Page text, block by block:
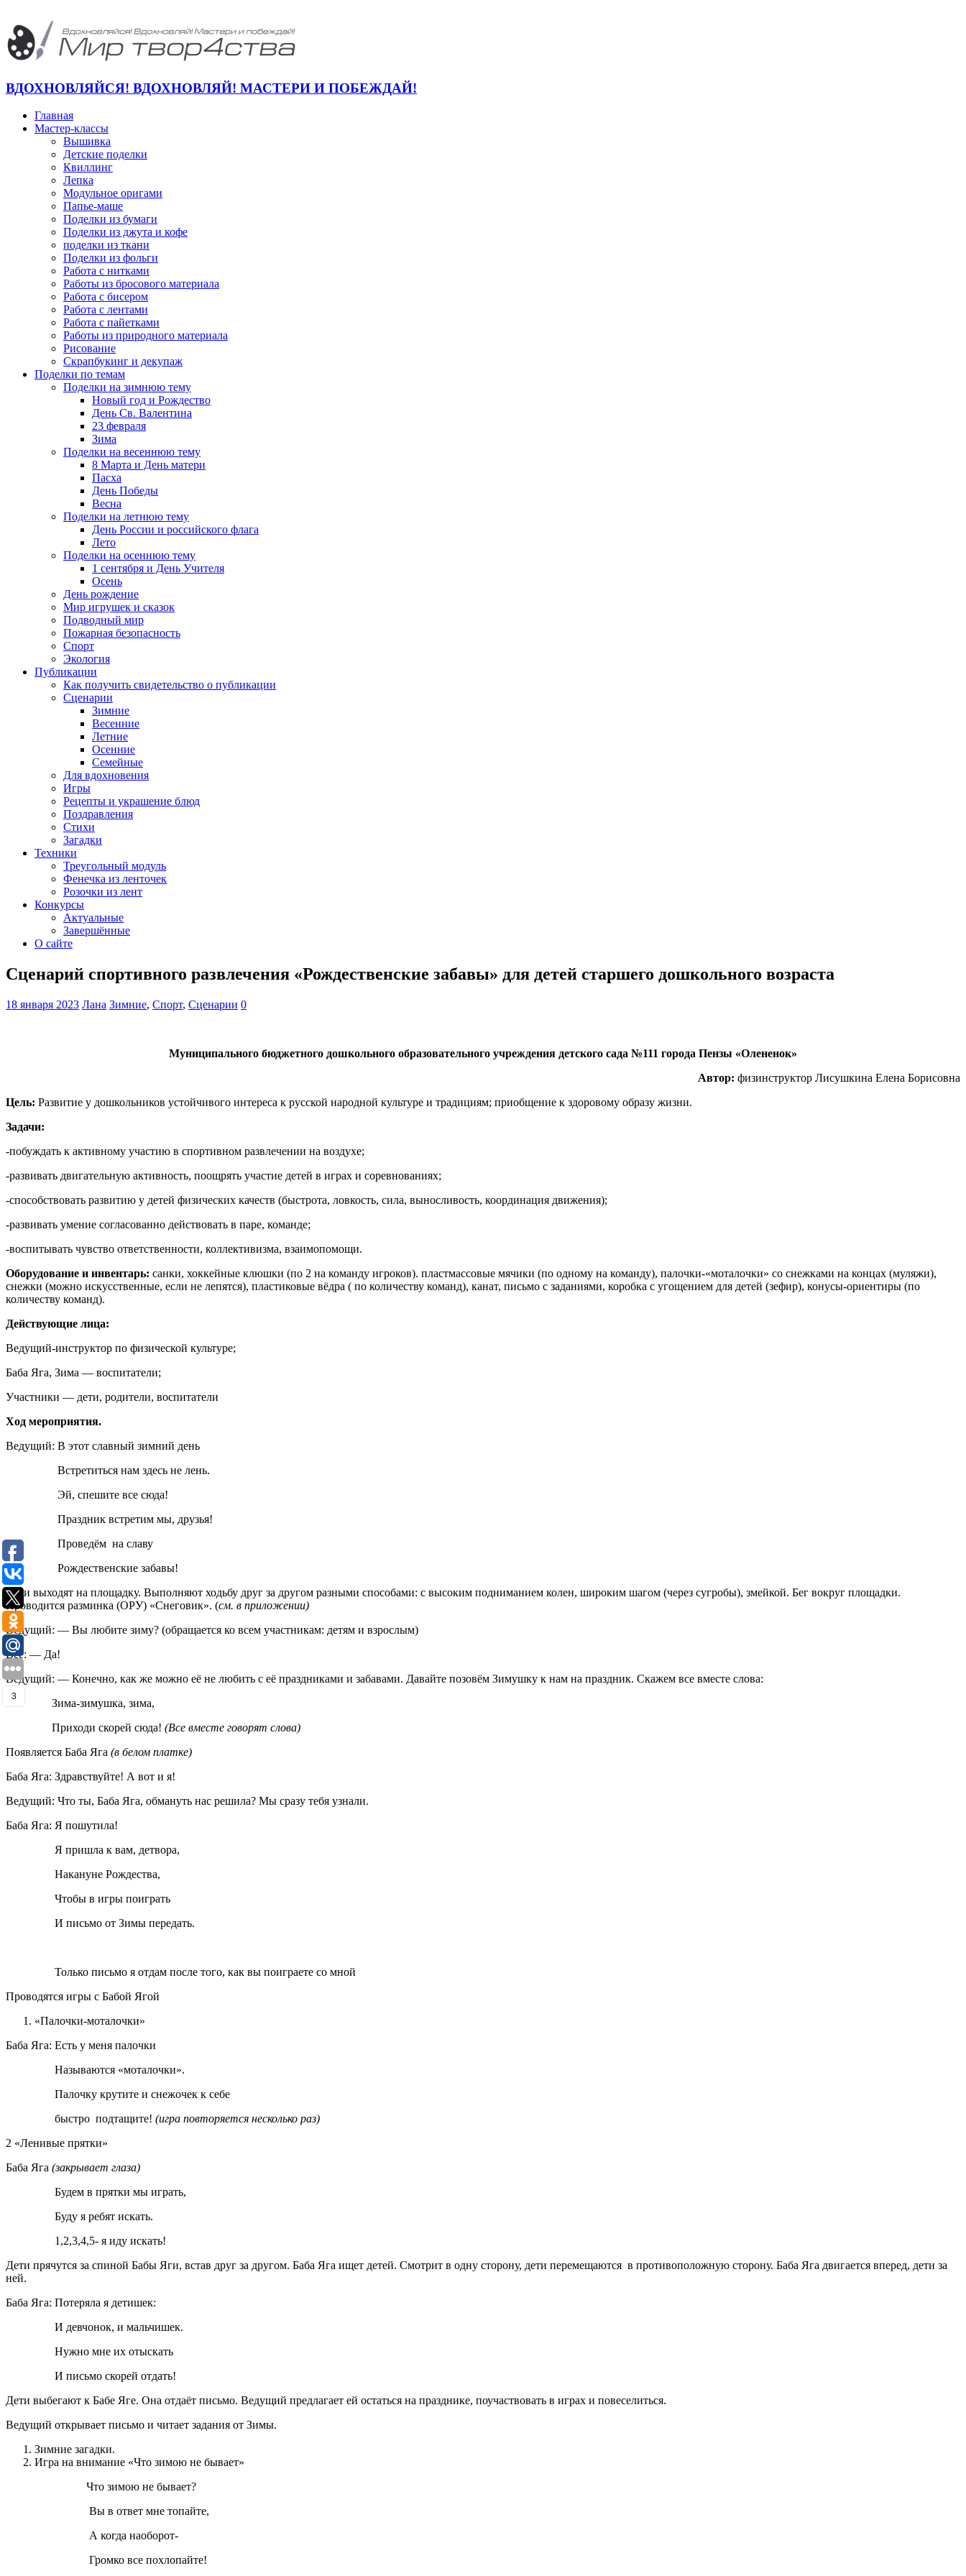
ВДОХНОВЛЯЙСЯ! ВДОХНОВЛЯЙ! МАСТЕРИ И ПОБЕЖДАЙ!
Главная
Мастер-классы
Вышивка
Детские поделки
Квиллинг
Лепка
Модульное оригами
Папье-маше
Поделки из бумаги
Поделки из джута и кофе
поделки из ткани
Поделки из фольги
Работа с нитками
Работы из бросового материала
Работа с бисером
Работа с лентами
Работа с пайетками
Работы из природного материала
Рисование
Скрапбукинг и декупаж
Поделки по темам
Поделки на зимнюю тему
Новый год и Рождество
День Св. Валентина
23 февраля
Зима
Поделки на весеннюю тему
8 Марта и День матери
Пасха
День Победы
Весна
Поделки на летнюю тему
День России и российского флага
Лето
Поделки на осеннюю тему
1 сентября и День Учителя
Осень
День рождение
Мир игрушек и сказок
Подводный мир
Пожарная безопасность
Спорт
Экология
Публикации
Как получить свидетельство о публикации
Сценарии
Зимние
Весенние
Летние
Осенние
Семейные
Для вдохновения
Игры
Рецепты и украшение блюд
Поздравления
Стихи
Загадки
Техники
Треугольный модуль
Фенечка из ленточек
Розочки из лент
Конкурсы
Актуальные
Завершённые
О сайте
Сценарий спортивного развлечения «Рождественские забавы» для детей старшего дошкольного возраста
18 января 2023 Лана Зимние, Спорт, Сценарии 0
Муниципального бюджетного дошкольного образовательного учреждения детского сада №111 города Пензы «Олененок»
Автор: физинструктор Лисушкина Елена Борисовна
Цель: Развитие у дошкольников устойчивого интереса к русской народной культуре и традициям; приобщение к здоровому образу жизни.
Задачи:
-побуждать к активному участию в спортивном развлечении на воздухе;
-развивать двигательную активность, поощрять участие детей в играх и соревнованиях;
-способствовать развитию у детей физических качеств (быстрота, ловкость, сила, выносливость, координация движения);
-развивать умение согласованно действовать в паре, команде;
-воспитывать чувство ответственности, коллективизма, взаимопомощи.
Оборудование и инвентарь: санки, хоккейные клюшки (по 2 на команду игроков). пластмассовые мячики (по одному на команду), палочки-«моталочки» со снежками на концах (муляжи),
снежки (можно искусственные, если не лепятся), пластиковые вёдра ( по количеству команд), канат, письмо с заданиями, коробка с угощением для детей (зефир), конусы-ориентиры (по
количеству команд).
Действующие лица:
Ведущий-инструктор по физической культуре;
Баба Яга, Зима — воспитатели;
Участники — дети, родители, воспитатели
Ход мероприятия.
Ведущий: В этот славный зимний день
Встретиться нам здесь не лень.
Эй, спешите все сюда!
Праздник встретим мы, друзья!
Проведём на славу
Рождественские забавы!
Дети выходят на площадку. Выполняют ходьбу друг за другом разными способами: с высоким подниманием колен, широким шагом (через сугробы), змейкой. Бег вокруг площадки.
Проводится разминка (ОРУ) «Снеговик». (см. в приложении)
Ведущий: — Вы любите зиму? (обращается ко всем участникам: детям и взрослым)
Все: — Да!
Ведущий: — Конечно, как же можно её не любить с её праздниками и забавами. Давайте позовём Зимушку к нам на праздник. Скажем все вместе слова:
Зима-зимушка, зима,
Приходи скорей сюда! (Все вместе говорят слова)
Появляется Баба Яга (в белом платке)
Баба Яга: Здравствуйте! А вот и я!
Ведущий: Что ты, Баба Яга, обмануть нас решила? Мы сразу тебя узнали.
Баба Яга: Я пошутила!
Я пришла к вам, детвора,
Накануне Рождества,
Чтобы в игры поиграть
И письмо от Зимы передать.
Только письмо я отдам после того, как вы поиграете со мной
Проводятся игры с Бабой Ягой
«Палочки-моталочки»
Баба Яга: Есть у меня палочки
Называются «моталочки».
Палочку крутите и снежочек к себе
быстро подтащите! (игра повторяется несколько раз)
2 «Ленивые прятки»
Баба Яга (закрывает глаза)
Будем в прятки мы играть,
Буду я ребят искать.
1,2,3,4,5- я иду искать!
Дети прячутся за спиной Бабы Яги, встав друг за другом. Баба Яга ищет детей. Смотрит в одну сторону, дети перемещаются в противоположную сторону. Баба Яга двигается вперед, дети за
ней.
Баба Яга: Потеряла я детишек:
И девчонок, и мальчишек.
Нужно мне их отыскать
И письмо скорей отдать!
Дети выбегают к Бабе Яге. Она отдаёт письмо. Ведущий предлагает ей остаться на празднике, поучаствовать в играх и повеселиться.
Ведущий открывает письмо и читает задания от Зимы.
Зимние загадки.
Игра на внимание «Что зимою не бывает»
Что зимою не бывает?
Вы в ответ мне топайте,
А когда наоборот-
Громко все похлопайте!
3